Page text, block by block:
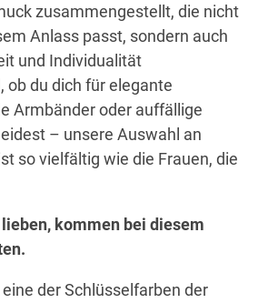
zusammengestellt, die nicht
Anlass passt, sondern auch
und Individualität
ob du dich für elegante
Armbänder oder auffällige
– unsere Auswahl an
so vielfältig wie die Frauen, die
kommen bei diesem
der Schlüsselfarben der